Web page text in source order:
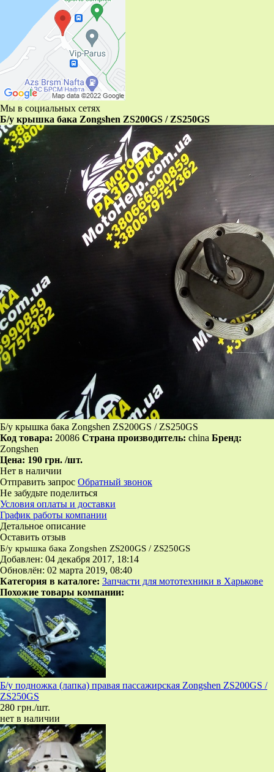
Мы в социальных сетях
Б/у крышка бака Zongshen ZS200GS / ZS250GS
Б/у крышка бака Zongshen ZS200GS / ZS250GS
Код товара: 20086 Страна производитель: china Бренд:
Zongshen
Цена: 190 грн. /шт.
Нет в наличии
Отправить запрос Обратный звонок
Не забудьте поделиться
Условия оплаты и доставки
График работы компании
Детальное описание
Оставить отзыв
Б/у крышка бака Zongshen ZS200GS / ZS250GS
Добавлен: 04 декабря 2017, 18:14
Обновлён: 02 марта 2019, 08:40
Категория в каталоге: Запчасти для мототехники в Харькове
Похожие товары компании:
Б/у подножка (лапка) правая пассажирская Zongshen ZS200GS /
ZS250GS
280 грн./шт.
нет в наличии